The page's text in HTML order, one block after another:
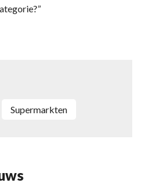
Supermarkten